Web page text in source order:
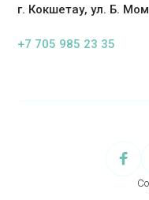
г. Кокшетау, ул. Б.
+7 705 985 23 35